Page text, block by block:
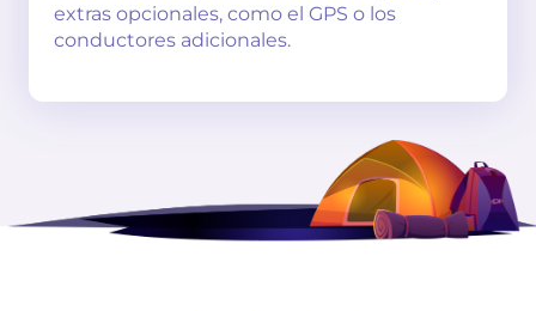
extras opcionales, como el GPS o los
conductores adicionales.